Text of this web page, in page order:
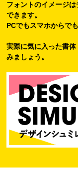
フォントのイメージ
できます。
PCでもスマホからでも
実際に気に入った書
みましょう。